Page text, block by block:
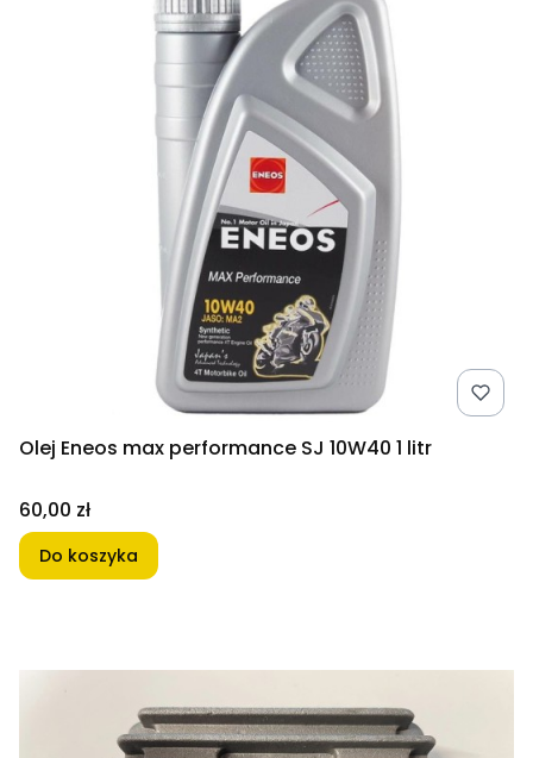
Olej Eneos max performance SJ 10W40 1 litr
Cena
60,00 zł
Do koszyka